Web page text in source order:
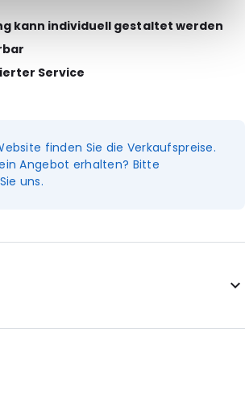
kann individuell gestaltet werden
Service
finden Sie die Verkaufspreise.
Angebot erhalten? Bitte
uns.